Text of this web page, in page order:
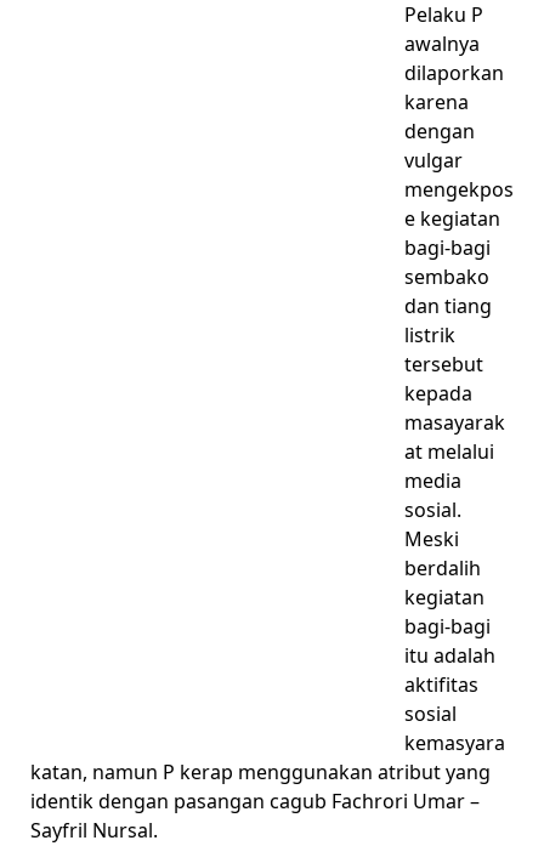
Pelaku P
awalnya
dilaporkan
karena
dengan
vulgar
mengekpos
e kegiatan
bagi-bagi
sembako
dan tiang
listrik
tersebut
kepada
masayarak
at melalui
media
sosial.
Meski
berdalih
kegiatan
bagi-bagi
itu adalah
aktifitas
sosial
kemasyara
katan, namun P kerap menggunakan atribut yang
identik dengan pasangan cagub Fachrori Umar –
Sayfril Nursal.